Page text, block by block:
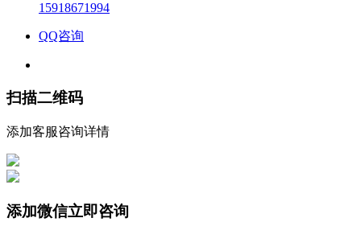
15918671994
QQ咨询
扫描二维码
添加客服咨询详情
添加微信立即咨询